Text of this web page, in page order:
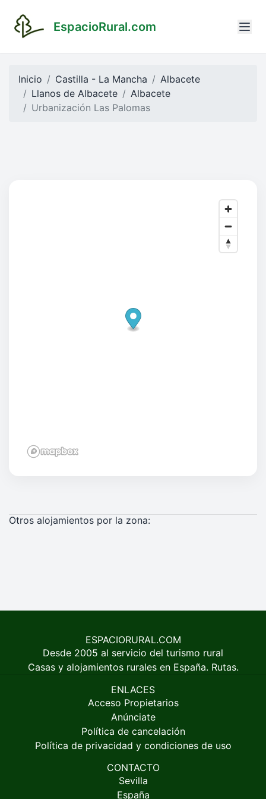
EspacioRural.com
Inicio Castilla - La Mancha
Albacete
Llanos de Albacete
Albacete
Urbanización Las Palomas
Otros alojamientos por la zona:
ESPACIORURAL.COM
Desde 2005 al servicio del turismo rural
Casas y alojamientos rurales en España. Rutas.
ENLACES
Acceso Propietarios
Anúnciate
Política de cancelación
Política de privacidad y condiciones de uso
CONTACTO
Sevilla
España